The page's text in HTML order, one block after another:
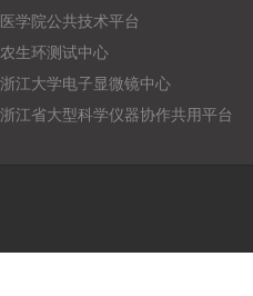
医学院公共技术平台
农生环测试中心
浙江大学电子显微镜中心
浙江省大型科学仪器协作共用平台